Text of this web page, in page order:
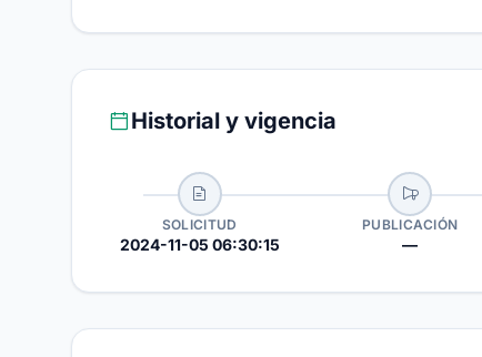
Historial y vigencia
SOLICITUD
2024-11-05 06:30:15
PUBLICACIÓN
—